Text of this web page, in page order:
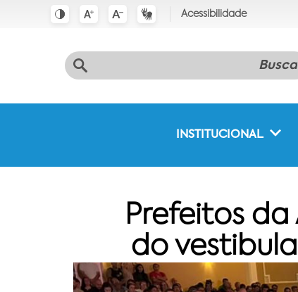
Acessibilidade
INSTITUCIONAL
Prefeitos
do